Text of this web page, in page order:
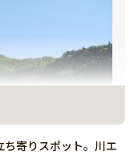
寄りスポット。川エ